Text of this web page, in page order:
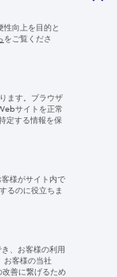
| JP
性向上を目的と
をご覧くださ
ます。ブラウザ
サイトを正常
定する情報を保
様がサイト内で
るのに役立ちま
、お客様の利用
お客様の当社
善に繋げるため